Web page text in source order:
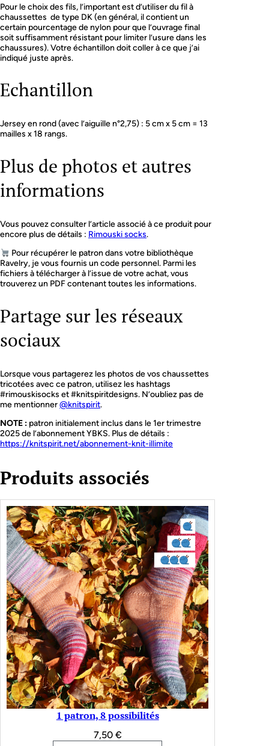
Pour le choix des fils, l’important est d’utiliser du fil à
chaussettes de type DK (en général, il contient un
certain pourcentage de nylon pour que l’ouvrage final
soit suffisamment résistant pour limiter l’usure dans les
chaussures). Votre échantillon doit coller à ce que j’ai
indiqué juste après.
Echantillon
Jersey en rond (avec l’aiguille n°2,75) : 5 cm x 5 cm = 13
mailles x 18 rangs.
Plus de photos et autres
informations
Vous pouvez consulter l’article associé à ce produit pour
encore plus de détails : Rimouski socks.
Pour récupérer le patron dans votre bibliothèque
Ravelry, je vous fournis un code personnel. Parmi les
fichiers à télécharger à l’issue de votre achat, vous
trouverez un PDF contenant toutes les informations.
Partage sur les réseaux
sociaux
Lorsque vous partagerez les photos de vos chaussettes
tricotées avec ce patron, utilisez les hashtags
#rimouskisocks et #knitspiritdesigns. N’oubliez pas de
me mentionner@knitspirit.
NOTE : patron initialement inclus dans le 1er trimestre
2025 de l’abonnement YBKS. Plus de détails :
https://knitspirit.net/abonnement-knit-illimite
Produits associés
1 patron, 8 possibilités
7,50 €